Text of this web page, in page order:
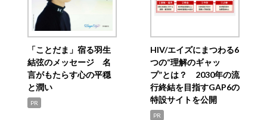
「ことだま」宿る羽生
結弦のメッセージ 名
言がもたらす心の平穏
と潤い
PR
HIV/エイズにまつわる6
つの“理解のギャッ
プ”とは？ 2030年の流
行終結を目指すGAP6の
特設サイトを公開
PR